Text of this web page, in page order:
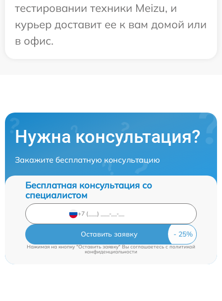
тестировании техники Meizu, и
курьер доставит ее к вам домой или
в офис.
Нужна консультация?
Закажите бесплатную консультацию
Бесплатная консультация со
специалистом
Оставить заявку
Нажимая на кнопку "Оставить заявку" Вы соглашаетесь cполитикой
конфиденциальности